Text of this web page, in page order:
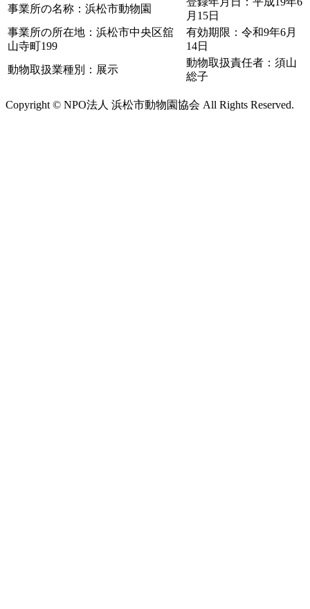
事業所の名称：浜松市動物園
月15日
事業所の所在地：浜松市中央区舘
山寺町199
有効期限：令和9年6月
14日
動物取扱業種別：展示
動物取扱責任者：須山
総子
Copyright © NPO法人 浜松市動物園協会 All Rights Reserved.